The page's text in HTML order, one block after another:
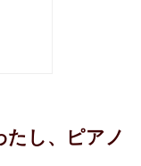
たし、ピアノ